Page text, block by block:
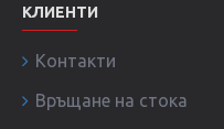
КЛИЕНТИ
Контакти
Връщане на стока